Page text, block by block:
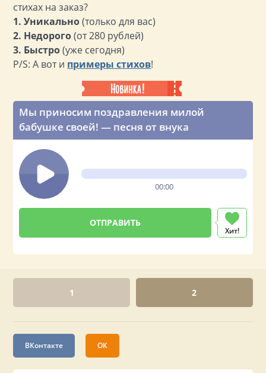
Мы приносим поздравления милой
бабушке своей! — песня от внука
00:00
Хит!
стихах на заказ?
1. Уникально(только для вас)
2. Недорого(от 280 рублей)
3. Быстро(уже сегодня)
P/S: А вот и примеры стихов!
1 2
ВКонтакте ОК